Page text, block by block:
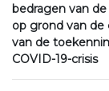
bedragen van
op grond van de
van de
COVID-19-crisis